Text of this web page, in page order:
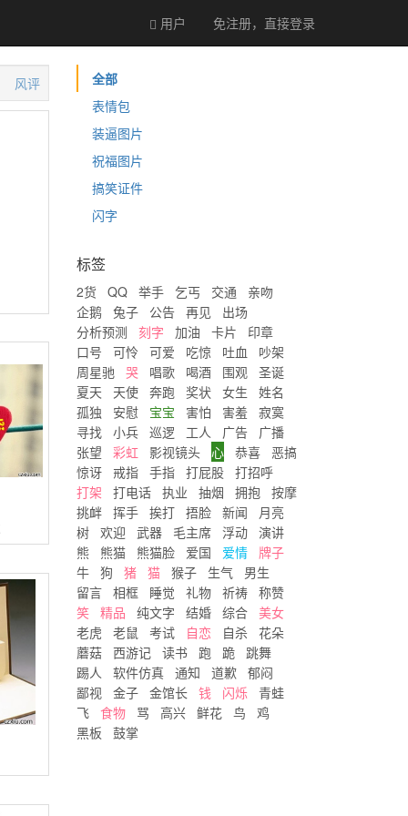
用户 免注册，直接登录
风评
全部
表情包
装逼图片
祝福图片
搞笑证件
闪字
标签
2货 QQ 举手 乞丐 交通
亲吻
企鹅
兔子 公告 再见
出场
分析预测
刻字 加油 卡片
印章
口号
可怜 可爱 吃惊 吐血
吵架
周星驰
哭 唱歌 喝酒 围观
圣诞
夏天
天使 奔跑 奖状 女生
姓名
孤独
安慰 宝宝 害怕 害羞
寂寞
寻找
小兵 巡逻 工人 广告
广播
张望
彩虹 影视镜头 心 恭喜
恶搞
惊讶
戒指 手指 打屁股
打招呼
打架
打电话 执业 抽烟 拥抱
按摩
挑衅
挥手 挨打 捂脸 新闻
月亮
树
欢迎 武器 毛主席 浮动
演讲
熊
熊猫 熊猫脸 爱国 爱情
牌子
牛
狗 猪 猫 猴子 生气
男生
留言
相框 睡觉 礼物 祈祷
称赞
笑
精品 纯文字 结婚 综合
美女
老虎
老鼠 考试 自恋 自杀
花朵
蘑菇
西游记 读书 跑 跪
跳舞
踢人
软件仿真 通知 道歉
郁闷
鄙视
金子 金馆长 钱 闪烁
青蛙
飞
食物 骂 高兴 鲜花 鸟
鸡
黑板
鼓掌